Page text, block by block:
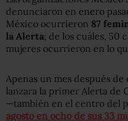
denunciaron en enero
México ocurrieron 87
la Alerta; de los cuáles, 50
mujeres ocurrieron en lo
Apenas un mes después
lanzara la primer Alerta de
—también en el centro del
agosto en ocho de sus 33